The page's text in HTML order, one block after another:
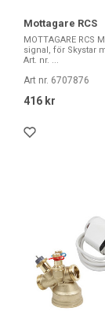
Mottagare RCS
MOTTAGARE RCS
signal, för Skystar
Art. nr. ...
Art nr. 6707876
416 kr